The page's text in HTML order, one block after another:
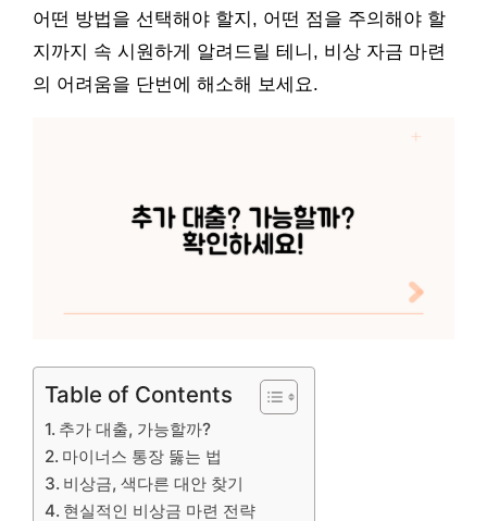
어떤 방법을 선택해야 할지, 어떤 점을 주의해야 할
지까지 속 시원하게 알려드릴 테니, 비상 자금 마련
의 어려움을 단번에 해소해 보세요.
Table of Contents
추가 대출, 가능할까?
마이너스 통장 뚫는 법
비상금, 색다른 대안 찾기
현실적인 비상금 마련 전략